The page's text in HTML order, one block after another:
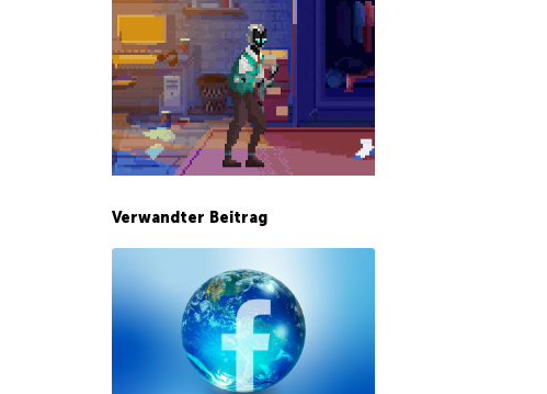
Verwandter Beitrag